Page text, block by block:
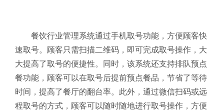
餐饮行业管理系统通过手机取号功能，方便顾客快
速取号。顾客只需扫描二维码，即可完成取号操作，大
大提高了取号的便捷性。同时，该系统还支持排队预点
餐功能，顾客可以在取号后提前预点餐品，节省了等待
时间，提高了餐厅的翻台率。此外，通过微信扫码或远
程取号的方式，顾客可以随时随地进行取号操作，方便